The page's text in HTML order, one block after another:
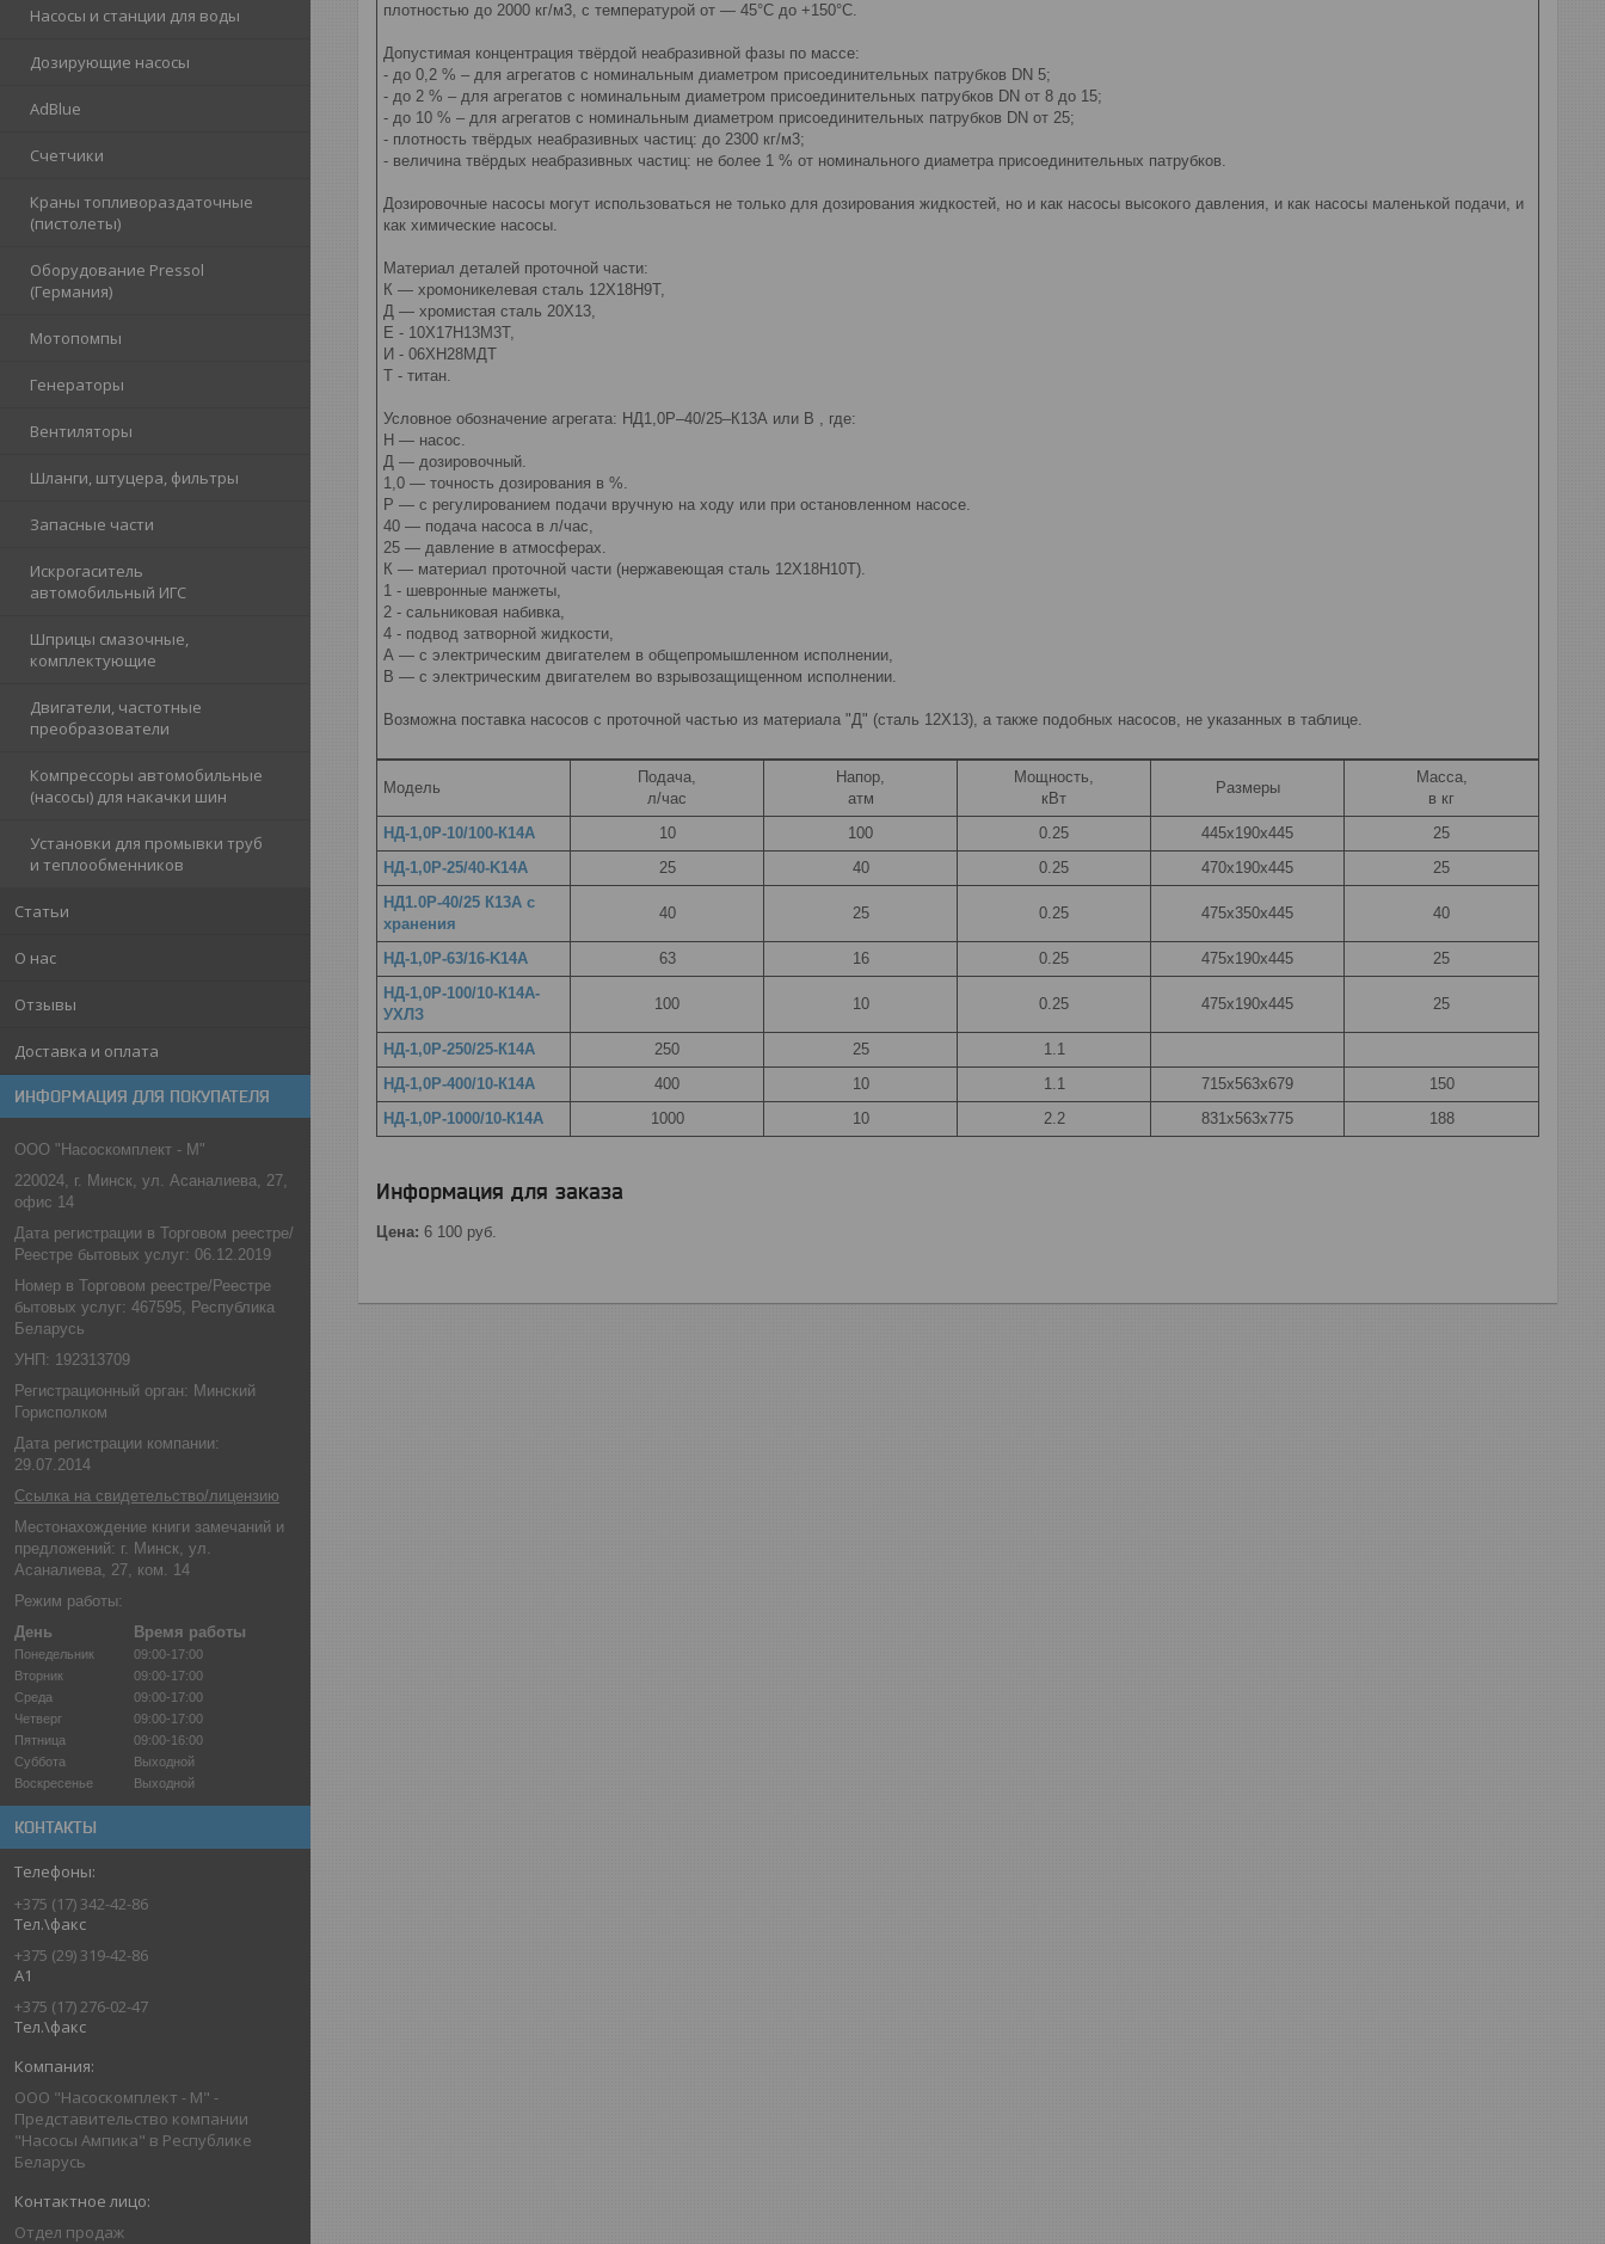
Насосы и станции для воды
Дозирующие насосы
AdBlue
Счетчики
Краны топливораздаточные
(пистолеты)
Оборудование Pressol
(Германия)
Мотопомпы
Генераторы
Вентиляторы
Шланги, штуцера, фильтры
Запасные части
Искрогаситель
автомобильный ИГС
Шприцы смазочные,
комплектующие
Двигатели, частотные
преобразователи
Компрессоры автомобильные
(насосы) для накачки шин
Установки для промывки труб
и теплообменников
Статьи
О нас
Отзывы
Доставка и оплата
ИНФОРМАЦИЯ ДЛЯ ПОКУПАТЕЛЯ
ООО "Насоскомплект - М"
220024, г. Минск, ул. Асаналиева, 27,
офис 14
Дата регистрации в Торговом реестре/
Реестре бытовых услуг: 06.12.2019
Номер в Торговом реестре/Реестре
бытовых услуг: 467595, Республика
Беларусь
УНП: 192313709
Регистрационный орган: Минский
Горисполком
Дата регистрации компании:
29.07.2014
Ссылка на свидетельство/лицензию
Местонахождение книги замечаний и
предложений: г. Минск, ул.
Асаналиева, 27, ком. 14
Режим работы:
День
Время работы
Понедельник
09:00-17:00
Вторник
09:00-17:00
Среда
09:00-17:00
Четверг
09:00-17:00
Пятница
09:00-16:00
Суббота
Выходной
Воскресенье
Выходной
КОНТАКТЫ
+375 (17) 342-42-86
Тел.\факс
+375 (29) 319-42-86
A1
+375 (17) 276-02-47
Тел.\факс
ООО "Насоскомплект - М" -
Представительство компании
"Насосы Ампика" в Республике
Беларусь
Отдел продаж
плотностью до 2000 кг/м3, с температурой от — 45°С до +150°С.
Допустимая концентрация твёрдой неабразивной фазы по массе:
- до 0,2 % – для агрегатов с номинальным диаметром присоединительных патрубков DN 5;
- до 2 % – для агрегатов с номинальным диаметром присоединительных патрубков DN от 8 до 15;
- до 10 % – для агрегатов с номинальным диаметром присоединительных патрубков DN от 25;
- плотность твёрдых неабразивных частиц: до 2300 кг/м3;
- величина твёрдых неабразивных частиц: не более 1 % от номинального диаметра присоединительных патрубков.
Дозировочные насосы могут использоваться не только для дозирования жидкостей, но и как насосы высокого давления, и как насосы маленькой подачи, и
как химические насосы.
Материал деталей проточной части:
К — хромоникелевая сталь 12Х18Н9Т,
Д — хромистая сталь 20Х13,
Е - 10Х17Н13М3Т,
И - 06ХН28МДТ
Т - титан.
Условное обозначение агрегата: НД1,0Р–40/25–К13А или В , где:
Н — насос.
Д — дозировочный.
1,0 — точность дозирования в %.
Р — с регулированием подачи вручную на ходу или при остановленном насосе.
40 — подача насоса в л/час,
25 — давление в атмосферах.
К — материал проточной части (нержавеющая сталь 12Х18Н10Т).
1 - шевронные манжеты,
2 - сальниковая набивка,
4 - подвод затворной жидкости,
А — с электрическим двигателем в общепромышленном исполнении,
В — с электрическим двигателем во взрывозащищенном исполнении.
Возможна поставка насосов с проточной частью из материала "Д" (сталь 12Х13), а также подобных насосов, не указанных в таблице.
Модель
Подача,
л/час
Напор,
атм
Мощность,
кВт
Размеры
Масса,
в кг
НД-1,0Р-10/100-К14А
10 100 0.25 445x190x445
25
НД-1,0Р-25/40-K14A
25 40 0.25 470x190x445
25
НД1.0Р-40/25 К13А с
хранения
40 25 0.25 475х350х445 40
НД-1,0Р-63/16-K14A 63 16 0.25 475x190x445
25
НД-1,0Р-100/10-К14А-
УХЛЗ
100 10 0.25 475x190x445 25
НД-1,0Р-250/25-К14А 250 25
1.1
НД-1,0Р-400/10-К14А
400 10 1.1 715x563x679
150
НД-1,0Р-1000/10-К14А
1000 10 2.2 831x563x775 188
Информация для заказа
Цена: 6 100 руб.